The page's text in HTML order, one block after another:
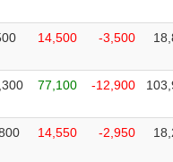
14,500 -3,500
77,100 -12,900
14,550 -2,950